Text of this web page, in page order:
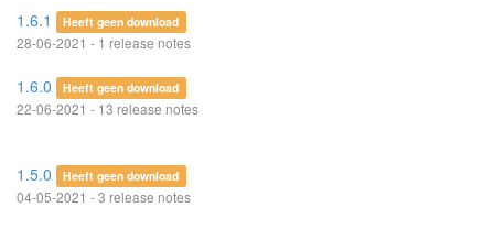
1.6.1 Heeft geen download
28-06-2021 - 1 release notes
1.6.0 Heeft geen download
22-06-2021 - 13 release notes
1.5.0 Heeft geen download
04-05-2021 - 3 release notes